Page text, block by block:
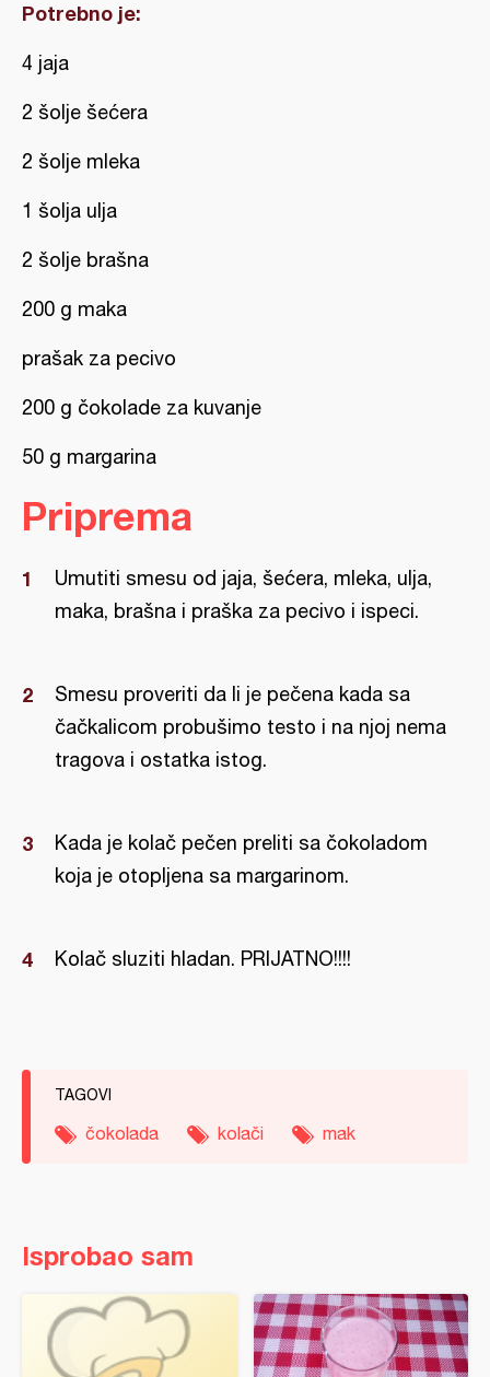
Potrebno je:
4 jaja
2 šolje šećera
2 šolje mleka
1 šolja ulja
2 šolje brašna
200 g maka
prašak za pecivo
200 g čokolade za kuvanje
50 g margarina
Priprema
Umutiti smesu od jaja, šećera, mleka, ulja,
maka, brašna i praška za pecivo i ispeci.
Smesu proveriti da li je pečena kada sa
čačkalicom probušimo testo i na njoj nema
tragova i ostatka istog.
Kada je kolač pečen preliti sa čokoladom
koja je otopljena sa margarinom.
Kolač sluziti hladan. PRIJATNO!!!!
TAGOVI
čokolada kolači mak
Isprobao sam